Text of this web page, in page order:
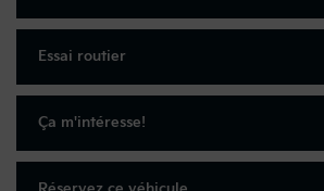
Essai routier
Ça m'intéresse!